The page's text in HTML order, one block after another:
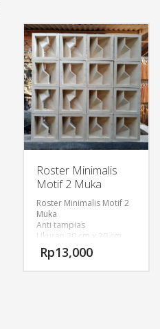
Roster Minimalis
Motif 2 Muka
Roster Minimalis Motif 2
Muka
Anti tampias
Ukuran 20 cm x 20 cm
Pemakaian per m2 = 25
pcs
Rp13,000